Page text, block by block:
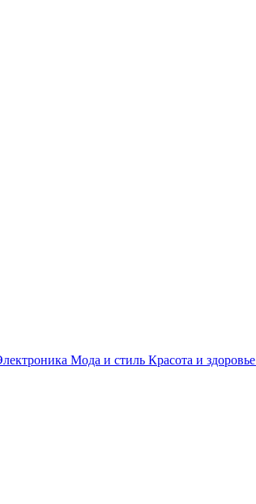
Мода и стиль Красота и здоровье